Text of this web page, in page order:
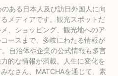
ある日本人及び訪日外国人に向
メディアです。観光スポットだ
、ショッピング、観光地へのア
ースまで、多岐にわたる情報が
自治体や企業の公式情報も多言
的な情報が満載。人生に変化を
なさん、MATCHAを通じて、素